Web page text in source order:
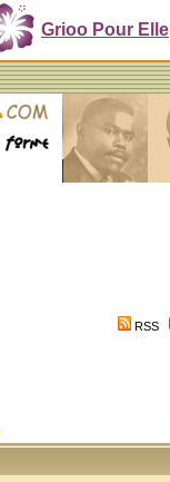
Grioo Pour Elle
RSS